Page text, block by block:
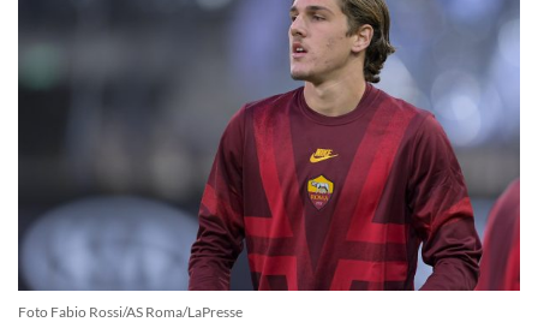
Foto Fabio Rossi/AS Roma/LaPresse